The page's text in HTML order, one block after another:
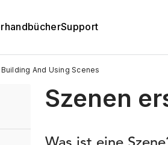
Support
Building And Using Scenes
Szenen